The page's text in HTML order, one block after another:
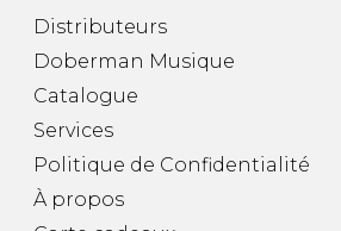
Distributeurs
Doberman Musique
Catalogue
Services
Politique de Confidentialité
À propos